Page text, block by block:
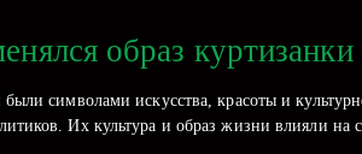
образ куртизанки
символами искусства, красоты и
Их культура и образ жизни влияли на